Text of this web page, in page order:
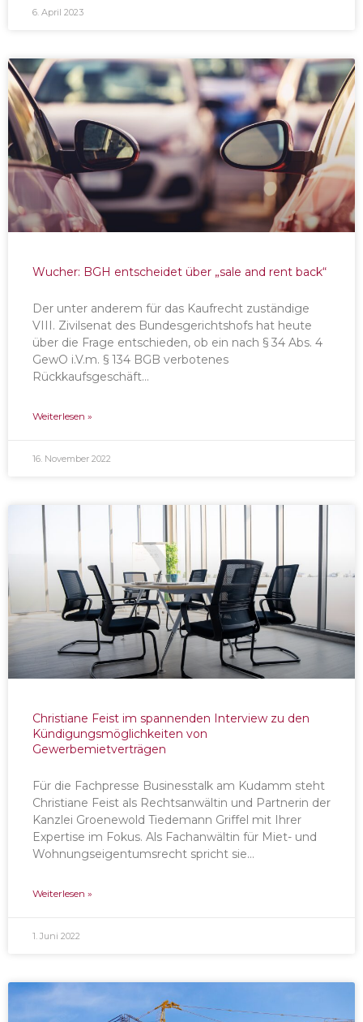
6. April 2023
Wucher: BGH entscheidet über „sale and rent back“
Der unter anderem für das Kaufrecht zuständige
VIII. Zivilsenat des Bundesgerichtshofs hat heute
über die Frage entschieden, ob ein nach § 34 Abs. 4
GewO i.V.m. § 134 BGB verbotenes
Rückkaufsgeschäft…
Weiterlesen »
16. November 2022
Christiane Feist im spannenden Interview zu den
Kündigungsmöglichkeiten von
Gewerbemietverträgen
Für die Fachpresse Businesstalk am Kudamm steht
Christiane Feist als Rechtsanwältin und Partnerin der
Kanzlei Groenewold Tiedemann Griffel mit Ihrer
Expertise im Fokus. Als Fachanwältin für Miet- und
Wohnungseigentumsrecht spricht sie…
Weiterlesen »
1. Juni 2022